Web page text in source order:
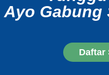
Ayo Gabung
Daftar